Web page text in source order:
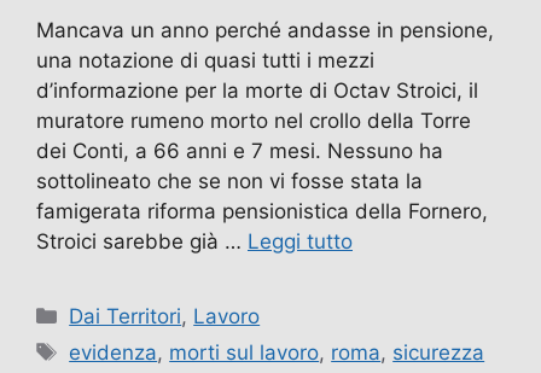
Mancava un anno perché andasse in pensione,
una notazione di quasi tutti i mezzi
d’informazione per la morte di Octav Stroici, il
muratore rumeno morto nel crollo della Torre
dei Conti, a 66 anni e 7 mesi. Nessuno ha
sottolineato che se non vi fosse stata la
famigerata riforma pensionistica della Fornero,
Stroici sarebbe già … Leggi tutto
Categorie
Dai Territori, Lavoro
Tag
evidenza, morti sul lavoro, roma, sicurezza